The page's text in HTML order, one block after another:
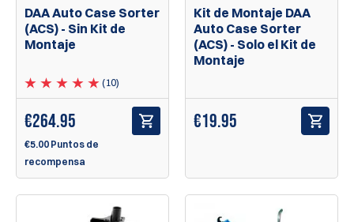
DAA Auto Case Sorter
(ACS) - Sin Kit de
Montaje
(10)
€264.95
€5.00 Puntos de
recompensa
Kit de Montaje DAA
Auto Case Sorter
(ACS) - Solo el Kit de
Montaje
€19.95